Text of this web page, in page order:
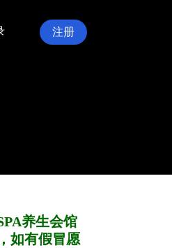
注册
养生会馆
如有假冒愿